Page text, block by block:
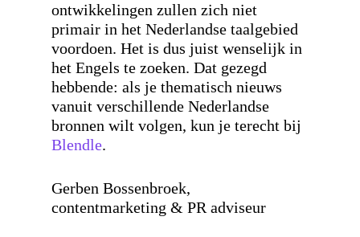
ontwikkelingen zullen zich niet
primair in het Nederlandse taalgebied
voordoen. Het is dus juist wenselijk in
het Engels te zoeken. Dat gezegd
hebbende: als je thematisch nieuws
vanuit verschillende Nederlandse
bronnen wilt volgen, kun je terecht bij
Blendle.
Gerben Bossenbroek,
contentmarketing & PR adviseur